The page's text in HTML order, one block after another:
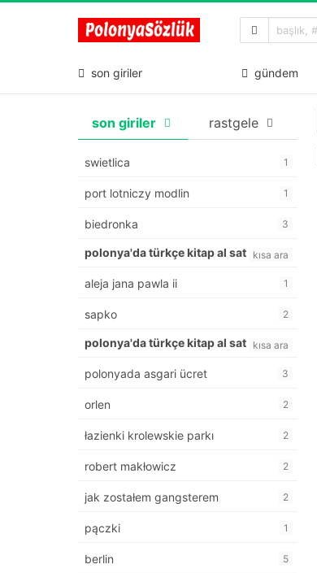
son giriler gündem
son giriler rastgele
swietlica 1
port lotniczy modlin 1
biedronka 3
polonya'da türkçe kitap al sat kısa ara
aleja jana pawla ii 1
sapko 2
polonya'da türkçe kitap al sat kısa ara
polonyada asgari ücret 3
orlen 2
łazienki krolewskie parkı 2
robert makłowicz 2
jak zostałem gangsterem 2
pączki 1
berlin 5